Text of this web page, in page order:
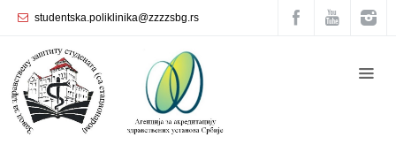
studentska.poliklinika@zzzzsbg.rs
Почетна
O
нама